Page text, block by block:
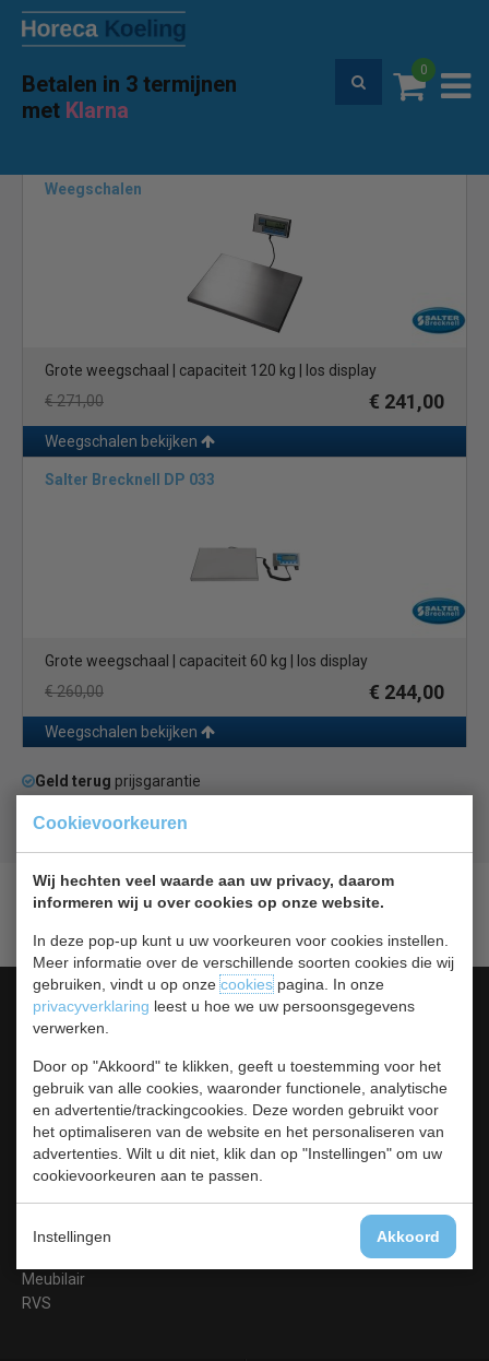
Cookievoorkeuren
Wij hechten veel waarde aan uw privacy, daarom
informeren wij u over cookies op onze website.
In deze pop-up kunt u uw voorkeuren voor cookies instellen.
Meer informatie over de verschillende soorten cookies die wij
gebruiken, vindt u op onzecookiespagina. In onze
privacyverklaring leest u hoe we uw persoonsgegevens
verwerken.
Door op "Akkoord" te klikken, geeft u toestemming voor het
gebruik van alle cookies, waaronder functionele, analytische
en advertentie/trackingcookies. Deze worden gebruikt voor
het optimaliseren van de website en het personaliseren van
advertenties. Wilt u dit niet, klik dan op "Instellingen" om uw
cookievoorkeuren aan te passen.
Instellingen Akkoord
Betalen in 3 termijnen
met Klarna
0
Premium service en garantie
Home Merken
Weegschalen
Grote weegschaal | capaciteit 120 kg | los display
€ 271,00
€ 241,00
Weegschalen bekijken
Salter Brecknell DP 033
Grote weegschaal | capaciteit 60 kg | los display
€ 260,00
€ 244,00
Weegschalen bekijken
Geld terug prijsgarantie
Gratis verzendingvanaf € 200,00
Categorieën
Koelen &
Vriezen
Koken & Bakken
Koksbenodigdheden
Warmhouden
Bar & Koffie
Buffet & tafel
Kleding
Hygiene
Meubilair
RVS